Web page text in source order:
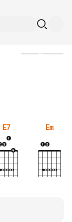
E7 Em